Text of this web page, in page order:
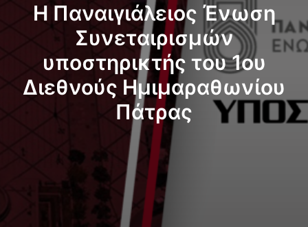
Επικοινωνία
English
Η Παναιγιάλειος Ένωση
Συνεταιρισμών
υποστηρικτής του 1ου
Διεθνούς Ημιμαραθωνίου
Πάτρας